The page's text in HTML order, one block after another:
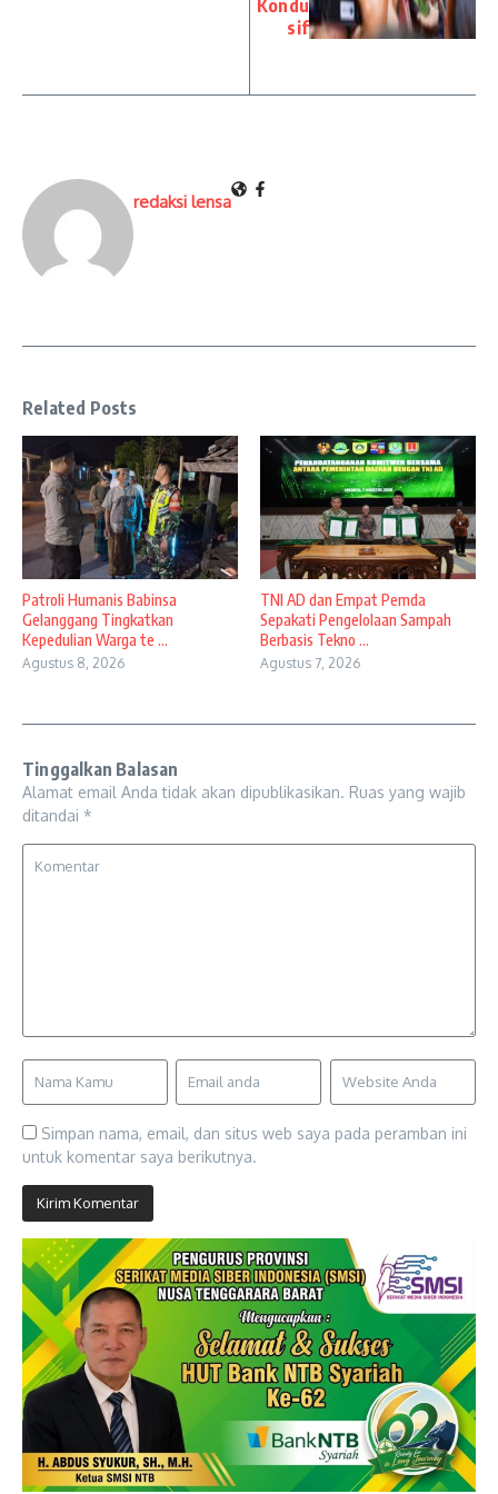
Kondu
sif
redaksi lensa
Related Posts
Patroli Humanis Babinsa
Gelanggang Tingkatkan
Kepedulian Warga te ...
Agustus 8, 2026
TNI AD dan Empat Pemda
Sepakati Pengelolaan Sampah
Berbasis Tekno ...
Agustus 7, 2026
Tinggalkan Balasan
Alamat email Anda tidak akan dipublikasikan. Ruas yang wajib
ditandai *
Simpan nama, email, dan situs web saya pada peramban ini
untuk komentar saya berikutnya.